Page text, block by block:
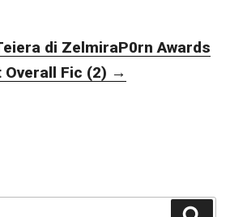
di ZelmiraP0rn Awards
Overall Fic (2) →